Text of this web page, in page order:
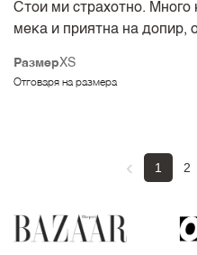
РазмерXS
Отговаря на размера
Стои ми страхотно. Много
мека и приятна на допир,
‹ 1 2